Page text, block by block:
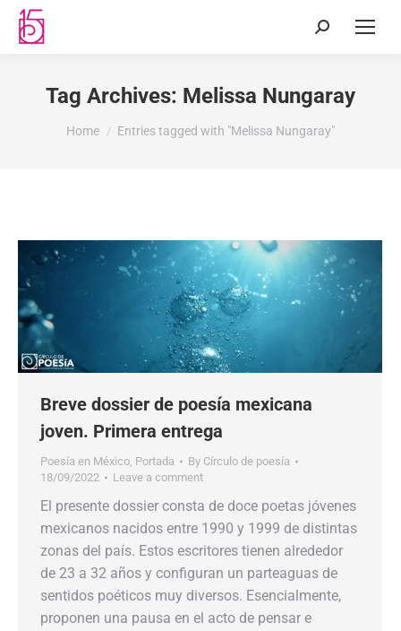
Tag Archives: Melissa Nungaray
You are here:
Home Entries tagged with "Melissa Nungaray"
Breve dossier de poesía mexicana
joven. Primera entrega
Poesía en México, Portada By Círculo de poesía
18/09/2022
Leave a comment
El presente dossier consta de doce poetas jóvenes
mexicanos nacidos entre 1990 y 1999 de distintas
zonas del país. Estos escritores tienen alrededor
de 23 a 32 años y configuran un parteaguas de
sentidos poéticos muy diversos. Esencialmente,
proponen una pausa en el acto de pensar e